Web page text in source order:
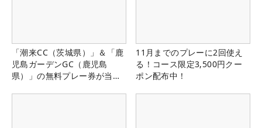
「潮来CC（茨城県）」＆「鹿
児島ガーデンGC（鹿児島
県）」の無料プレー券が当た
11月までのプレーに2回使え
る！コース限定3,500円クー
ポン配布中！